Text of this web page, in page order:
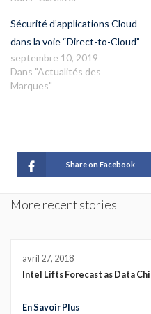
Sécurité d’applications Cloud
dans la voie “Direct-to-Cloud”
septembre 10, 2019
Dans "Actualités des
Marques"
Share on Facebook
More recent stories
avril 27, 2018
Intel Lifts Forecast as Data
En Savoir Plus